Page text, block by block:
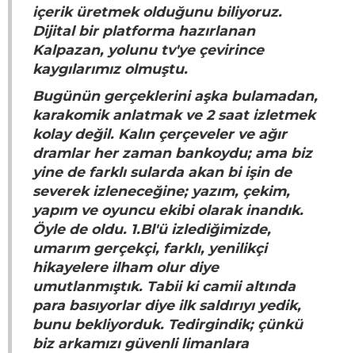
içerik üretmek olduğunu biliyoruz.
Dijital bir platforma hazırlanan
Kalpazan, yolunu tv'ye çevirince
kaygılarımız olmuştu.
Bugünün gerçeklerini aşka bulamadan,
karakomik anlatmak ve 2 saat izletmek
kolay değil. Kalın çerçeveler ve ağır
dramlar her zaman bankoydu; ama biz
yine de farklı sularda akan bi işin de
severek izleneceğine; yazım, çekim,
yapım ve oyuncu ekibi olarak inandık.
Öyle de oldu. 1.Bl'ü izlediğimizde,
umarım gerçekçi, farklı, yenilikçi
hikayelere ilham olur diye
umutlanmıştık. Tabii ki camii altında
para basıyorlar diye ilk saldırıyı yedik,
bunu bekliyorduk. Tedirgindik; çünkü
biz arkamızı güvenli limanlara